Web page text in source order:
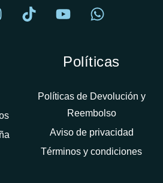
Políticas
Políticas de Devolución y
Reembolso
Aviso de privacidad
Términos y condiciones